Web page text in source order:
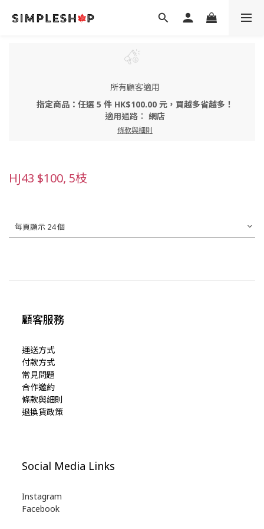
所有顧客適用
指定商品：任選 5 件 HK$100.00 元，買越多省越多！
適用通路： 網店
條款與細則
HJ43 $100, 5枝
每頁顯示 24 個
顧客服務
運送方式
付款方式
常見問題
合作邀約
條款與細則
退換貨政策
Social Media Links
Instagram
Facebook